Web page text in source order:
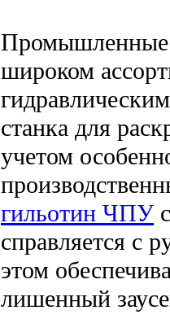
Промышленные
широком
станка для
учетом
гильотин ЧПУ
справляется с
этом
лишенный